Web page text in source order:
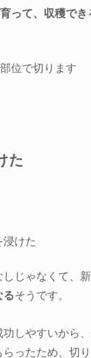
って、収穫で
た
じゃなくて、
るそうです。
しやすいから
ったため、切